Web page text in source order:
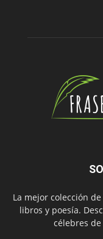
La mejor colección
libros y poesía.
célebres